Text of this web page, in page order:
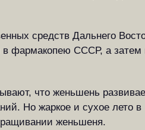
средств Дальнего
в фармакопею СССР, а
что женьшень
Но жаркое и сухое лето в
женьшеня.